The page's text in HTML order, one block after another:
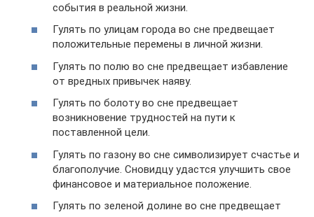
события в реальной жизни.
Гулять по улицам города во сне предвещает
положительные перемены в личной жизни.
Гулять по полю во сне предвещает избавление
от вредных привычек наяву.
Гулять по болоту во сне предвещает
возникновение трудностей на пути к
поставленной цели.
Гулять по газону во сне символизирует счастье и
благополучие. Сновидцу удастся улучшить свое
финансовое и материальное положение.
Гулять по зеленой долине во сне предвещает